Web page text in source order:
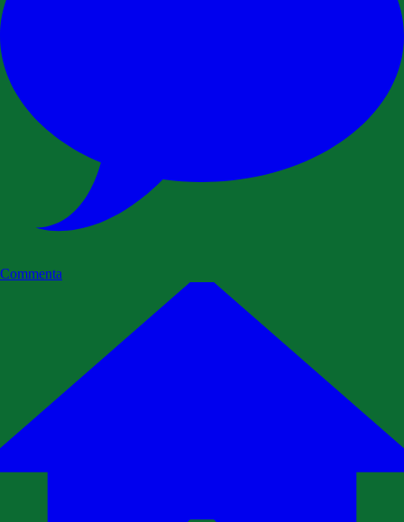
Commenta